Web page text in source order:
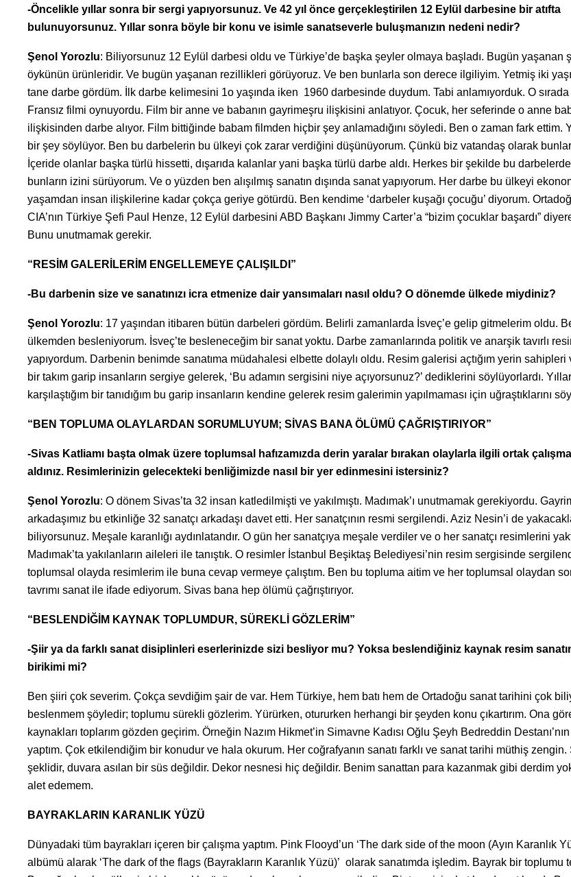
-Öncelikle yıllar sonra bir sergi yapıyorsunuz. Ve 42 yıl önce gerçekleştirilen 12 Eylül darbesine bir atıfta
bulunuyorsunuz. Yıllar sonra böyle bir konu ve isimle sanatseverle buluşmanızın nedeni nedir?
Şenol Yorozlu: Biliyorsunuz 12 Eylül darbesi oldu ve Türkiye’de başka şeyler olmaya başladı. Bugün yaşanan
öykünün ürünleridir. Ve bugün yaşanan rezillikleri görüyoruz. Ve ben bunlarla son derece ilgiliyim. Yetmiş iki
tane darbe gördüm. İlk darbe kelimesini 1o yaşında iken 1960 darbesinde duydum. Tabi anlamıyorduk. O
Fransız filmi oynuyordu. Film bir anne ve babanın gayrimeşru ilişkisini anlatıyor. Çocuk, her seferinde o anne
ilişkisinden darbe alıyor. Film bittiğinde babam filmden hiçbir şey anlamadığını söyledi. Ben o zaman fark ettim.
bir şey söylüyor. Ben bu darbelerin bu ülkeyi çok zarar verdiğini düşünüyorum. Çünkü biz vatandaş olarak
İçeride olanlar başka türlü hissetti, dışarıda kalanlar yani başka türlü darbe aldı. Herkes bir şekilde bu
bunların izini sürüyorum. Ve o yüzden ben alışılmış sanatın dışında sanat yapıyorum. Her darbe bu ülkeyi
yaşamdan insan ilişkilerine kadar çokça geriye götürdü. Ben kendime ‘darbeler kuşağı çocuğu’ diyorum.
CIA’nın Türkiye Şefi Paul Henze, 12 Eylül darbesini ABD Başkanı Jimmy Carter’a “bizim çocuklar başardı”
Bunu unutmamak gerekir.
“RESİM GALERİLERİM ENGELLEMEYE ÇALIŞILDI”
-Bu darbenin size ve sanatınızı icra etmenize dair yansımaları nasıl oldu? O dönemde ülkede miydiniz?
Şenol Yorozlu: 17 yaşından itibaren bütün darbeleri gördüm. Belirli zamanlarda İsveç’e gelip gitmelerim oldu.
ülkemden besleniyorum. İsveç’te besleneceğim bir sanat yoktu. Darbe zamanlarında politik ve anarşik tavırlı
yapıyordum. Darbenin benimde sanatıma müdahalesi elbette dolaylı oldu. Resim galerisi açtığım yerin sahipleri
bir takım garip insanların sergiye gelerek, ‘Bu adamın sergisini niye açıyorsunuz?’ dediklerini söylüyorlardı.
karşılaştığım bir tanıdığım bu garip insanların kendine gelerek resim galerimin yapılmaması için uğraştıklarını
“BEN TOPLUMA OLAYLARDAN SORUMLUYUM; SİVAS BANA ÖLÜMÜ ÇAĞRIŞTIRIYOR”
-Sivas Katliamı başta olmak üzere toplumsal hafızamızda derin yaralar bırakan olaylarla ilgili ortak
aldınız. Resimlerinizin gelecekteki benliğimizde nasıl bir yer edinmesini istersiniz?
Şenol Yorozlu: O dönem Sivas’ta 32 insan katledilmişti ve yakılmıştı. Madımak’ı unutmamak gerekiyordu.
arkadaşımız bu etkinliğe 32 sanatçı arkadaşı davet etti. Her sanatçının resmi sergilendi. Aziz Nesin’i de
biliyorsunuz. Meşale karanlığı aydınlatandır. O gün her sanatçıya meşale verdiler ve o her sanatçı resimlerini
Madımak’ta yakılanların aileleri ile tanıştık. O resimler İstanbul Beşiktaş Belediyesi’nin resim sergisinde
toplumsal olayda resimlerim ile buna cevap vermeye çalıştım. Ben bu topluma aitim ve her toplumsal olaydan
tavrımı sanat ile ifade ediyorum. Sivas bana hep ölümü çağrıştırıyor.
“BESLENDİĞİM KAYNAK TOPLUMDUR, SÜREKLİ GÖZLERİM”
-Şiir ya da farklı sanat disiplinleri eserlerinizde sizi besliyor mu? Yoksa beslendiğiniz kaynak resim
birikimi mi?
Ben şiiri çok severim. Çokça sevdiğim şair de var. Hem Türkiye, hem batı hem de Ortadoğu sanat tarihini çok
beslenmem şöyledir; toplumu sürekli gözlerim. Yürürken, otururken herhangi bir şeyden konu çıkartırım. Ona
kaynakları toplarım gözden geçirim. Örneğin Nazım Hikmet’in Simavne Kadısı Oğlu Şeyh Bedreddin Destanı’nın
yaptım. Çok etkilendiğim bir konudur ve hala okurum. Her coğrafyanın sanatı farklı ve sanat tarihi müthiş
şeklidir, duvara asılan bir süs değildir. Dekor nesnesi hiç değildir. Benim sanattan para kazanmak gibi derdim
alet edemem.
BAYRAKLARIN KARANLIK YÜZÜ
Dünyadaki tüm bayrakları içeren bir çalışma yaptım. Pink Flooyd’un ‘The dark side of the moon (Ayın Karanlık
albümü alarak ‘The dark of the flags (Bayrakların Karanlık Yüzü)’ olarak sanatımda işledim. Bayrak bir toplumu